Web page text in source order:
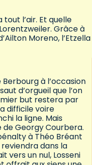
l’air. Et quelle
Grâce à
Moreno, l’Etzella
à l’occasion
d’orgueil que l’on
but restera par
difficile voire
la ligne. Mais
Georgy Courbera.
à Théo Bréant
dans la
vers un nul, Losseni